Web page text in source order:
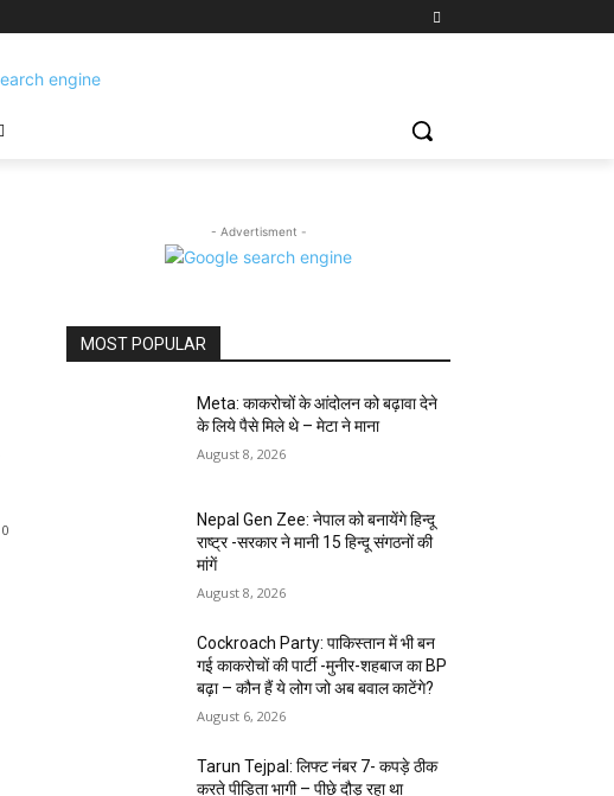
0
- Advertisment -
MOST POPULAR
Meta: काकरोचों के आंदोलन को बढ़ावा देने
के लिये पैसे मिले थे – मेटा ने माना
August 8, 2026
Nepal Gen Zee: नेपाल को बनायेंगे हिन्दू
राष्ट्र -सरकार ने मानी 15 हिन्दू संगठनों की
मांगें
August 8, 2026
Cockroach Party: पाकिस्तान में भी बन
गई काकरोचों की पार्टी -मुनीर-शहबाज का BP
बढ़ा – कौन हैं ये लोग जो अब बवाल काटेंगे?
August 6, 2026
Tarun Tejpal: लिफ्ट नंबर 7- कपड़े ठीक
करते पीड़िता भागी – पीछे दौड़ रहा था